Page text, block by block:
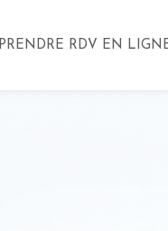
PRENDRE RDV EN